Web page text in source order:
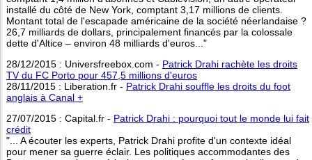
installé du côté de New York, comptant 3,17 millions de clients.
Montant total de l'escapade américaine de la société néerlandaise ?
26,7 milliards de dollars, principalement financés par la colossale
dette d'Altice – environ 48 milliards d'euros..."
28/12/2015 : Universfreebox.com - Patrick Drahi rachète les droits
TV du FC Porto pour 457,5 millions d'euros
28/11/2015 : Liberation.fr - Patrick Drahi souffle les droits du foot
anglais à Canal +
27/07/2015 : Capital.fr - Patrick Drahi : pourquoi tout le monde lui fait
crédit
"... A écouter les experts, Patrick Drahi profite d'un contexte idéal
pour mener sa guerre éclair. Les politiques accommodantes des